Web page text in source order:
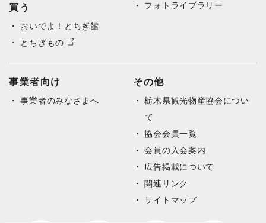
買う
おいでよ！とちぎ館
とちぎもの
フォトライブラリー
事業者向け
事業者のみなさまへ
その他
栃木県観光物産協会につい
て
協会会員一覧
会員の入会案内
広告掲載について
関連リンク
サイトマップ